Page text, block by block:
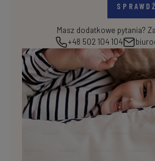
SPRAWDŹ
Masz dodatkowe pytania?
+48 502 104 104